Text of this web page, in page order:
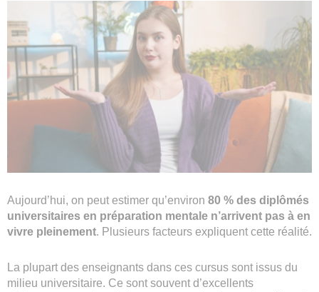
Aujourd’hui, on peut estimer qu’environ 80 % des diplômés
universitaires en préparation mentale n’arrivent pas à en
vivre pleinement. Plusieurs facteurs expliquent cette réalité.
La plupart des enseignants dans ces cursus sont issus du
milieu universitaire. Ce sont souvent d’excellents